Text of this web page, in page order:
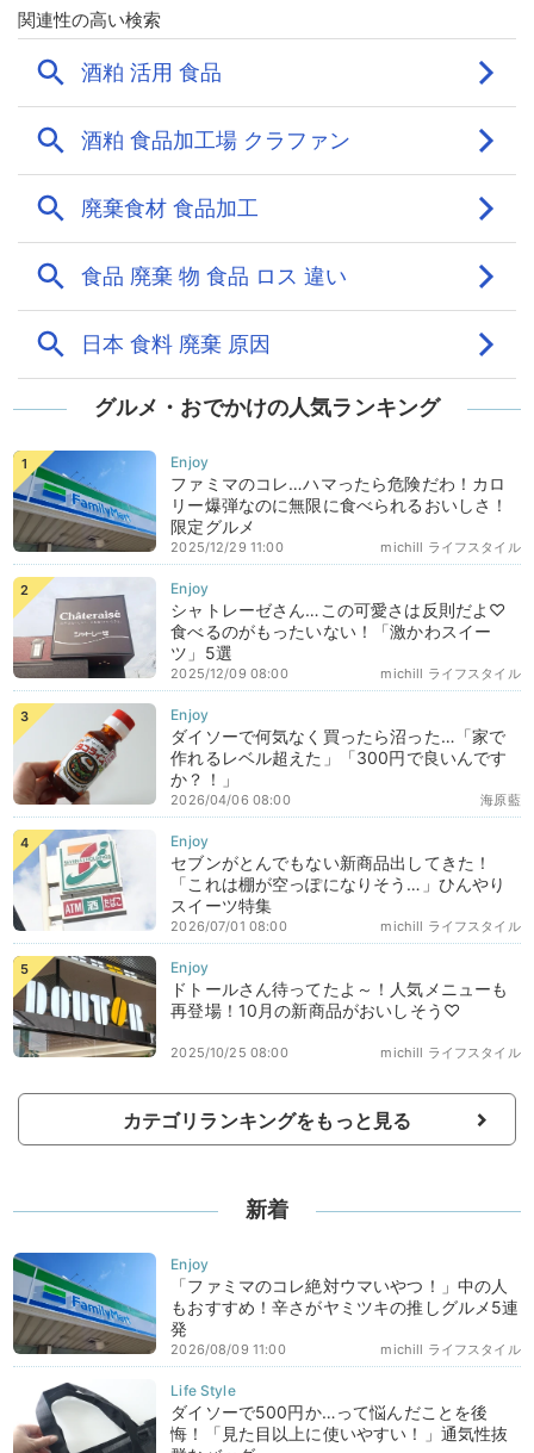
グルメ・おでかけの人気ランキング
ファミマのコレ…ハマったら危険だわ！カロ
リー爆弾なのに無限に食べられるおいしさ！
限定グルメ
michill ライフスタイル
2025/12/29 11:00
シャトレーゼさん…この可愛さは反則だよ♡
食べるのがもったいない！「激かわスイー
ツ」5選
michill ライフスタイル
2025/12/09 08:00
ダイソーで何気なく買ったら沼った…「家で
作れるレベル超えた」「300円で良いんです
か？！」
海原藍
2026/04/06 08:00
セブンがとんでもない新商品出してきた！
「これは棚が空っぽになりそう…」ひんやり
スイーツ特集
michill ライフスタイル
2026/07/01 08:00
ドトールさん待ってたよ～！人気メニューも
再登場！10月の新商品がおいしそう♡
michill ライフスタイル
2025/10/25 08:00
カテゴリランキングをもっと見る
新着
「ファミマのコレ絶対ウマいやつ！」中の人
もおすすめ！辛さがヤミツキの推しグルメ5連
発
michill ライフスタイル
2026/08/09 11:00
ダイソーで500円か…って悩んだことを後
悔！「見た目以上に使いやすい！」通気性抜